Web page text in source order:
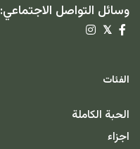
وسائل التواصل الاجتماعي:
𝕏
الفئات
الحبة الكاملة
اجزاء